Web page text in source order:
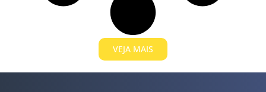
VEJA MAIS